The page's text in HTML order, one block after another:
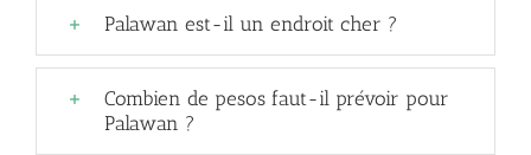
Palawan est-il un endroit cher ?
Combien de pesos faut-il prévoir pour
Palawan ?